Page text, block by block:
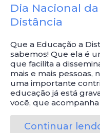
Dia Nacional
Distância
Que a Educação a
sabemos! Que ela é
que facilita a
mais e mais pessoas,
uma importante
educação já está
você, que
Continuar